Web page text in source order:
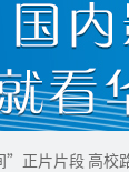
”正片片段 高校